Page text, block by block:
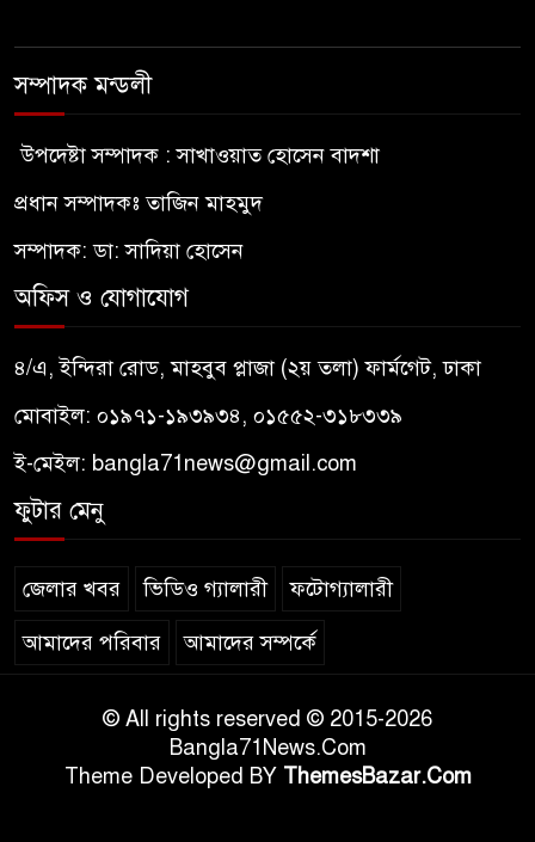
সম্পাদক মন্ডলী
উপদেষ্টা সম্পাদক : সাখাওয়াত হোসেন বাদশা
প্রধান সম্পাদকঃ তাজিন মাহমুদ
সম্পাদক: ডা: সাদিয়া হোসেন
অফিস ও যোগাযোগ
৪/এ, ইন্দিরা রোড, মাহবুব প্লাজা (২য় তলা) ফার্মগেট, ঢাকা
মোবাইল: ০১৯৭১-১৯৩৯৩৪, ০১৫৫২-৩১৮৩৩৯
ই-মেইল: bangla71news@gmail.com
ফুটার মেনু
জেলার খবর ভিডিও গ্যালারী ফটোগ্যালারী
আমাদের পরিবার আমাদের সম্পর্কে
© All rights reserved © 2015-2026
Bangla71News.Com
Theme Developed BY ThemesBazar.Com